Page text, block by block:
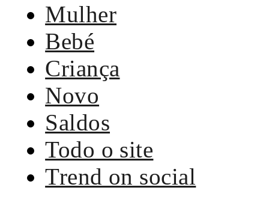
Mulher
Bebé
Criança
Novo
Saldos
Todo o site
Trend on social